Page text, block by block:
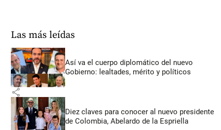
Las más leídas
Así va el cuerpo diplomático del nuevo
Gobierno: lealtades, mérito y políticos
share
Diez claves para conocer al nuevo presidente
de Colombia, Abelardo de la Espriella